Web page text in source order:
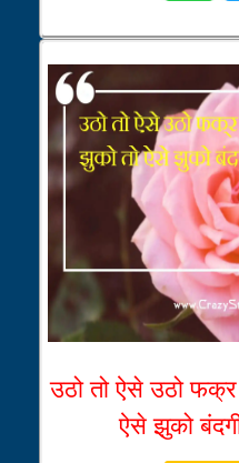
उठो तो ऐसे उठो फक्र
ऐसे झुको